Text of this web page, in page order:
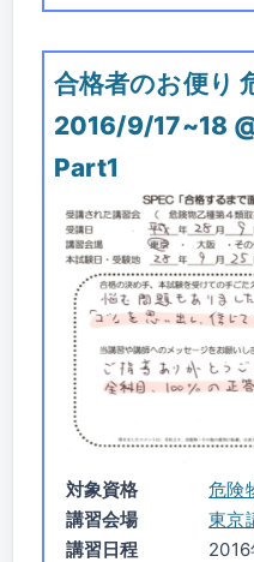
合格者のお便り
2016/9/17~18
Part1
対象資格
危険
講習会場
東京
講習日程